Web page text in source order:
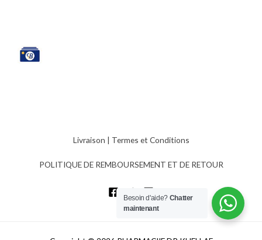
Livraison | Termes et Conditions
POLITIQUE DE REMBOURSEMENT ET DE RETOUR
Besoin d'aide? Chatter
maintenant